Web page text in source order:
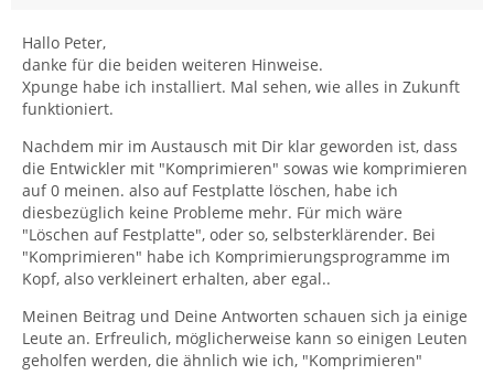
Hallo Peter,
danke für die beiden weiteren Hinweise.
Xpunge habe ich installiert. Mal sehen, wie alles in Zukunft
funktioniert.
Nachdem mir im Austausch mit Dir klar geworden ist, dass
die Entwickler mit "Komprimieren" sowas wie komprimieren
auf 0 meinen. also auf Festplatte löschen, habe ich
diesbezüglich keine Probleme mehr. Für mich wäre
"Löschen auf Festplatte", oder so, selbsterklärender. Bei
"Komprimieren" habe ich Komprimierungsprogramme im
Kopf, also verkleinert erhalten, aber egal..
Meinen Beitrag und Deine Antworten schauen sich ja einige
Leute an. Erfreulich, möglicherweise kann so einigen Leuten
geholfen werden, die ähnlich wie ich, "Komprimieren"